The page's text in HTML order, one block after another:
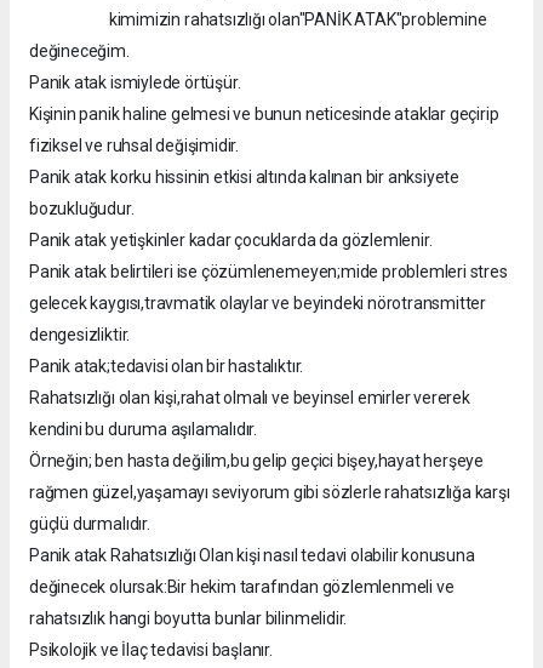
kimimizin rahatsızlığı olan"PANİK ATAK"problemine
değineceğim.
Panik atak ismiylede örtüşür.
Kişinin panik haline gelmesi ve bunun neticesinde ataklar geçirip
fiziksel ve ruhsal değişimidir.
Panik atak korku hissinin etkisi altında kalınan bir anksiyete
bozukluğudur.
Panik atak yetişkinler kadar çocuklarda da gözlemlenir.
Panik atak belirtileri ise çözümlenemeyen;mide problemleri stres
gelecek kaygısı,travmatik olaylar ve beyindeki nörotransmitter
dengesizliktir.
Panik atak;tedavisi olan bir hastalıktır.
Rahatsızlığı olan kişi,rahat olmalı ve beyinsel emirler vererek
kendini bu duruma aşılamalıdır.
Örneğin; ben hasta değilim,bu gelip geçici bişey,hayat herşeye
rağmen güzel,yaşamayı seviyorum gibi sözlerle rahatsızlığa karşı
güçlü durmalıdır.
Panik atak Rahatsızlığı Olan kişi nasıl tedavi olabilir konusuna
değinecek olursak:Bir hekim tarafından gözlemlenmeli ve
rahatsızlık hangi boyutta bunlar bilinmelidir.
Psikolojik ve İlaç tedavisi başlanır.